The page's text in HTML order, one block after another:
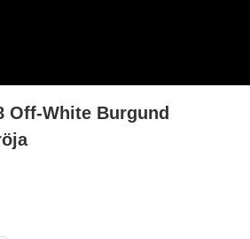
Off-White Burgund